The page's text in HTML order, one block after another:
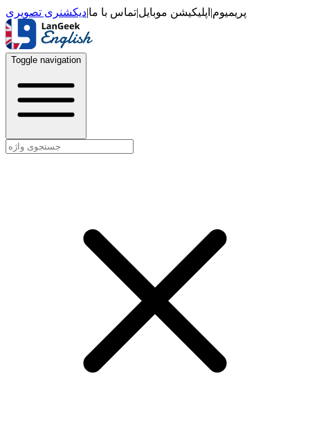
پریمیوم| اپلیکیشن موبایل|تماس با ما|دیکشنری تصویری
Toggle navigation